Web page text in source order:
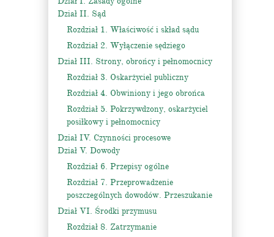
Dział II. Sąd
Rozdział 1. Właściwość i skład sądu
Rozdział 2. Wyłączenie sędziego
Dział III. Strony, obrońcy i pełnomocnicy
Rozdział 3. Oskarżyciel publiczny
Rozdział 4. Obwiniony i jego obrońca
Rozdział 5. Pokrzywdzony, oskarżyciel
posiłkowy i pełnomocnicy
Dział IV. Czynności procesowe
Dział V. Dowody
Rozdział 6. Przepisy ogólne
Rozdział 7. Przeprowadzenie
poszczególnych dowodów. Przeszukanie
Dział VI. Środki przymusu
Rozdział 8. Zatrzymanie